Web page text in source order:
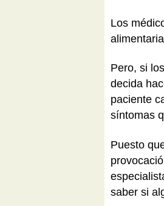
Los
Pero, si
decida
paciente
síntomas
Puesto
saber si